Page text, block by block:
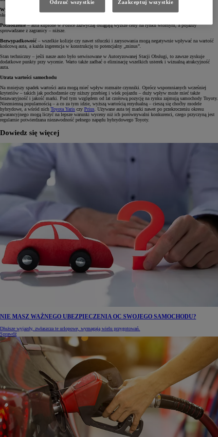
Wyposażenie dodatkowe
skórzaną tapicerkę czy komplet kół zimowych, to jego wartość będzie znacznie wyższa.
Pochodzenie– auta kupione w Polsce zazwyczaj osiągają wyższe ceny na rynku wtórnym, a pojazdy
sprowadzane z zagranicy – niższe.
Bezwypadkowość – wszelkie kolizje czy nawet stłuczki i zarysowania mogą negatywnie wpływać na wartość
końcową auta, a każda ingerencja w konstrukcję to potencjalny „minus”.
Stan techniczny – jeśli nasze auto było serwisowane w Autoryzowanej Stacji Obsługi, to zawsze zyskuje
dodatkowe punkty przy wycenie. Warto także zadbać o eliminację wszelkich usterek i wizualną atrakcyjność
auta.
Utrata wartości samochodu
Na mniejszy spadek wartości auta mogą mieć wpływ rozmaite czynniki. Oprócz wspomnianych wcześniej
kryteriów – takich jak pochodzenie czy niższy przebieg i wiek pojazdu – duży wpływ może mieć także
bezawaryjność i jakość marki. Pod tym względem od lat czołową pozycję na rynku zajmują samochody Toyoty.
Niezmienną popularnością – a co za tym idzie, wyższą wartością rezydualną – cieszą się choćby modele
hybrydowe, a wśród nich Toyota Yaris czy Prius. Używane auta tej marki nawet po przekroczeniu okresu
gwarancyjnego mogą liczyć na lepsze warunki wyceny niż ich porównywalni konkurenci, czego przyczyną jest
regularnie potwierdzana niezawodność pełnego napędu hybrydowego Toyoty.
Dowiedz się więcej
NIE MASZ WAŻNEGO UBEZPIECZENIA OC SWOJEGO SAMOCHODU?
Dłuższe wyjazdy, zwłaszcza te urlopowe, wymagają wielu przygotowań.
Sprawdź
Odrzuć wszystkie Zaakceptuj wszystkie